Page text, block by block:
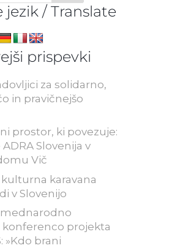
jezik / Translate
prispevki
za solidarno,
in pravičnejšo
prostor, ki povezuje:
Slovenija v
Vič
karavana
v Slovenijo
konferenco projekta
»Kdo brani